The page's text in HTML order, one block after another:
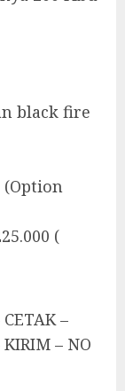
black fire
(
–
KIRIM – NO